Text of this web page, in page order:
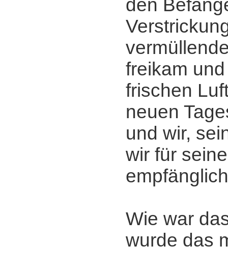
den
freikam
frischen
neuen
und wir,
wir für
Wie war
wurde das